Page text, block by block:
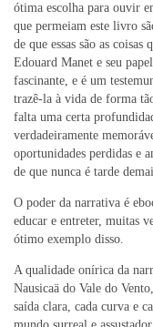
ótima escolha para ouvir
que permeiam este livro
de que essas são as
Edouard Manet e seu
fascinante, e é um
trazê-la à vida de forma
falta uma certa
verdadeiramente
oportunidades perdidas e
de que nunca é tarde
O poder da narrativa é
educar e entreter, muitas
ótimo exemplo disso.
A qualidade onírica da
Nausicaä do Vale do
saída clara, cada curva e